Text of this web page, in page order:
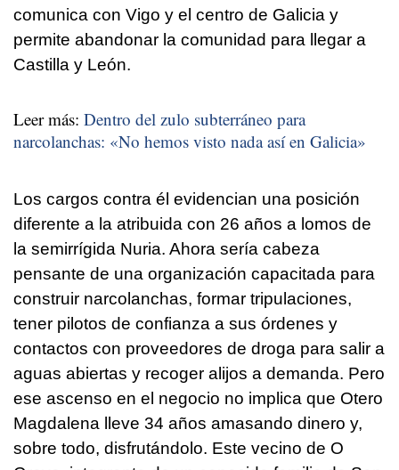
comunica con Vigo y el centro de Galicia y
permite abandonar la comunidad para llegar a
Castilla y León.
Leer más: Dentro del zulo subterráneo para
narcolanchas: «No hemos visto nada así en Galicia»
Los cargos contra él evidencian una posición
diferente a la atribuida con 26 años a lomos de
la semirrígida Nuria. Ahora sería cabeza
pensante de una organización capacitada para
construir narcolanchas, formar tripulaciones,
tener pilotos de confianza a sus órdenes y
contactos con proveedores de droga para salir a
aguas abiertas y recoger alijos a demanda. Pero
ese ascenso en el negocio no implica que Otero
Magdalena lleve 34 años amasando dinero y,
sobre todo, disfrutándolo. Este vecino de O